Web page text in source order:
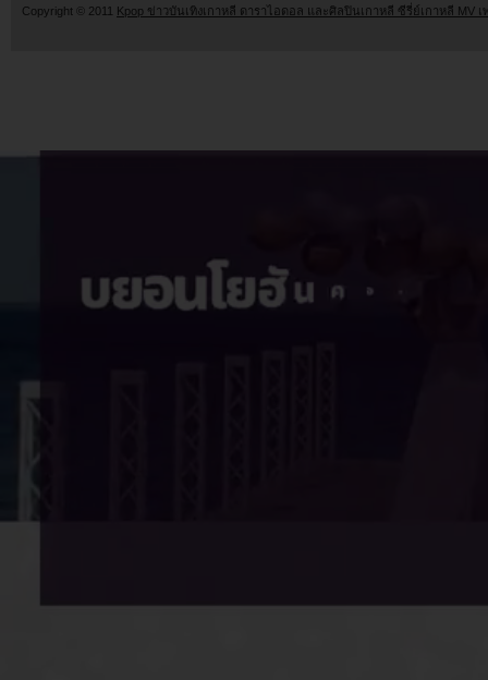
Copyright © 2011 Kpop ข่าวบันเทิงเกาหลี ดาราไอดอล และศิลปินเกาหลี ซีรี่ย์เกาหลี MV